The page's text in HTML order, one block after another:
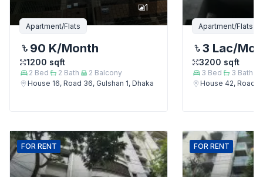
1
Apartment/Flats
90 K/Month
1200 sqft
2 Bed 2 Bath 2 Balcony
House 16, Road 36, Gulshan 1, Dhaka
Apartment/Flats
3 Lac/
3200 sqft
3 Bed 3 Bath
House 42, Road
FOR RENT FOR RENT